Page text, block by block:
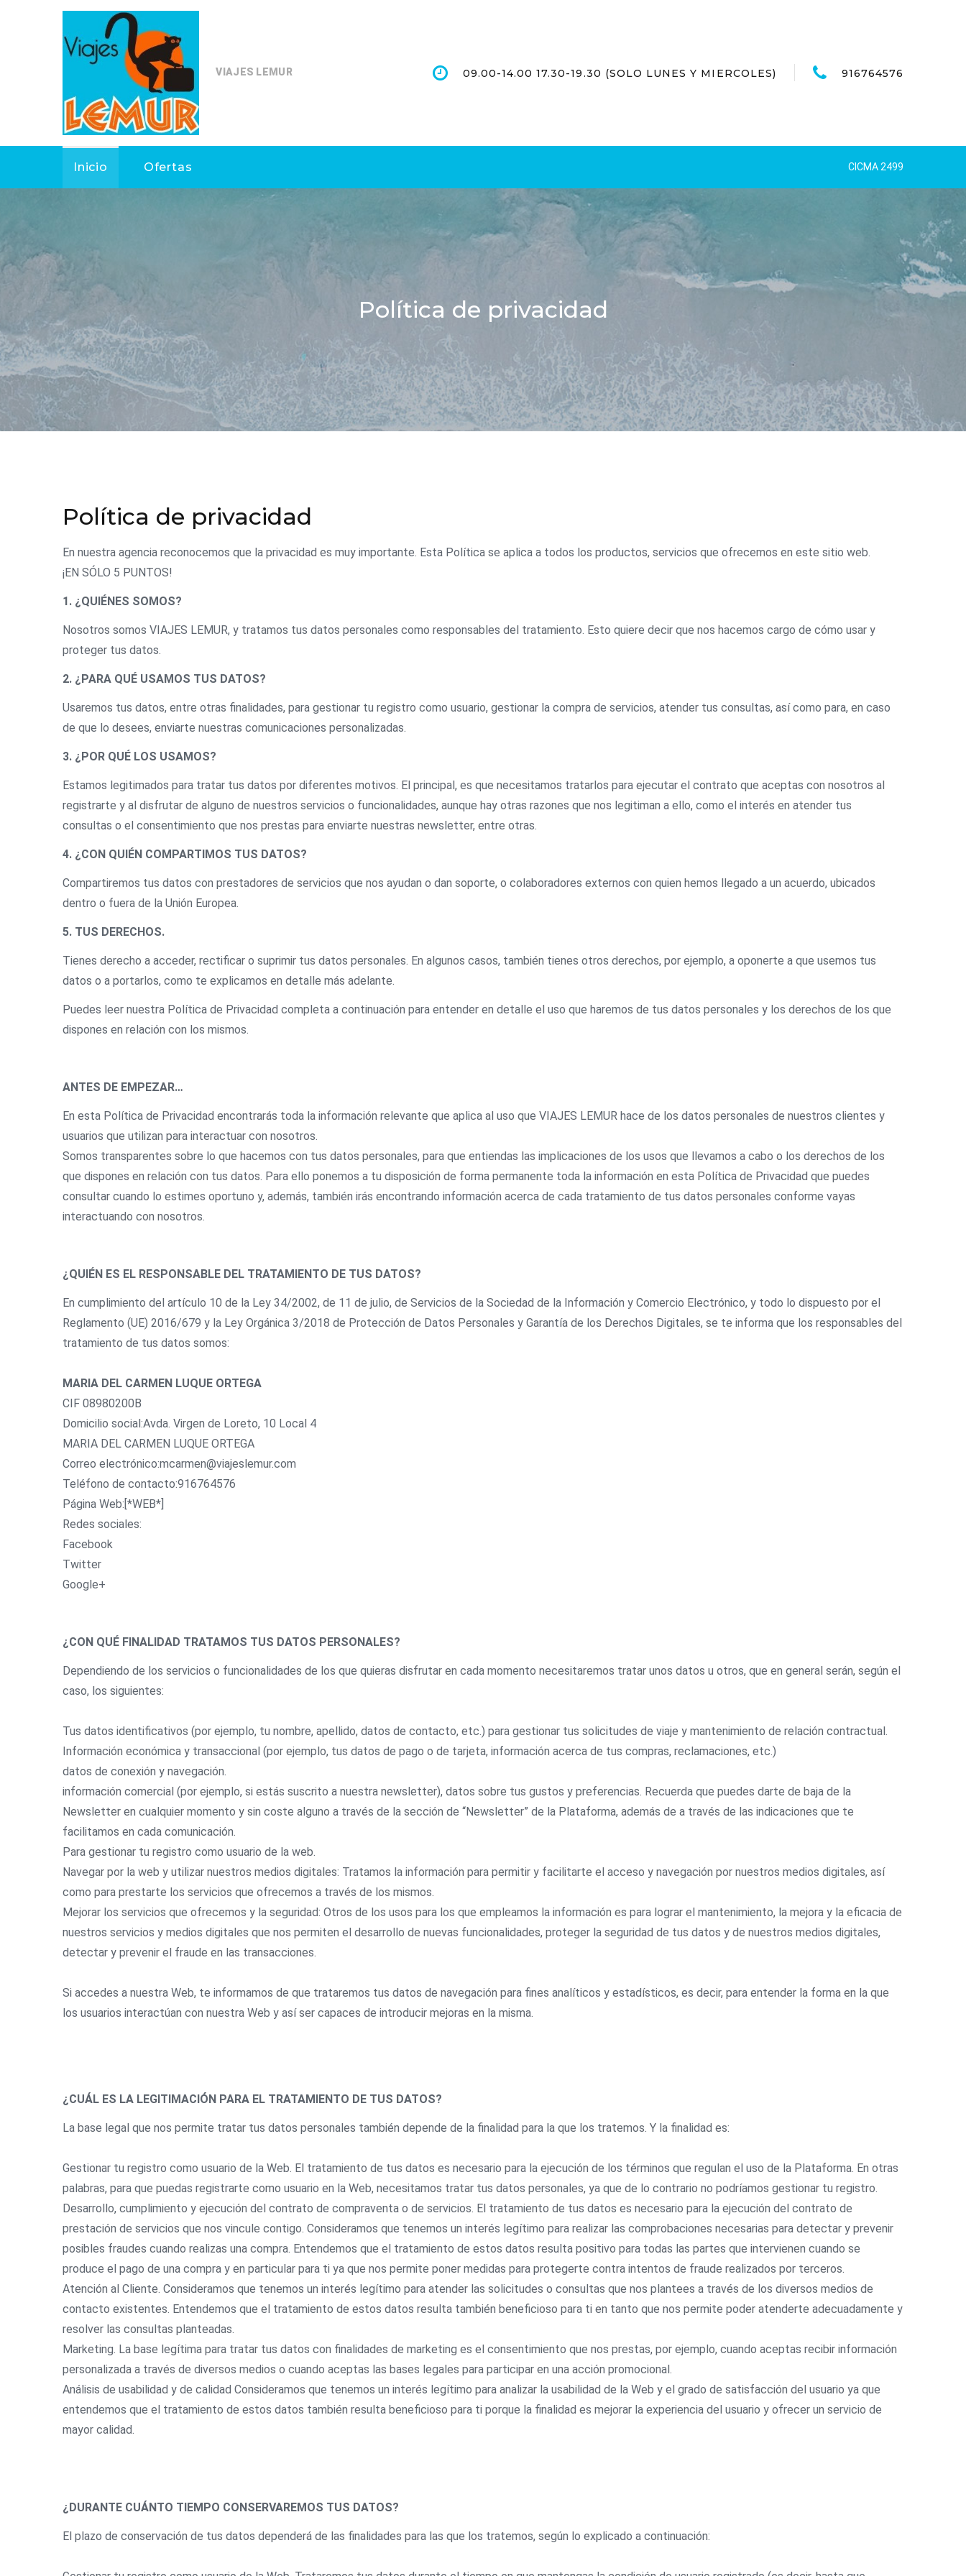
VIAJES LEMUR 09.00-14.00 17.30-19.30 (SOLO LUNES Y MIERCOLES) 916764576
CICMA 2499
Inicio Ofertas
Política de privacidad
Política de privacidad
En nuestra agencia reconocemos que la privacidad es muy importante. Esta Política se aplica a todos los productos, servicios que ofrecemos en este sitio web.
¡EN SÓLO 5 PUNTOS!
1. ¿QUIÉNES SOMOS?
Nosotros somos VIAJES LEMUR, y tratamos tus datos personales como responsables del tratamiento. Esto quiere decir que nos hacemos cargo de cómo usar y
proteger tus datos.
2. ¿PARA QUÉ USAMOS TUS DATOS?
Usaremos tus datos, entre otras finalidades, para gestionar tu registro como usuario, gestionar la compra de servicios, atender tus consultas, así como para, en caso
de que lo desees, enviarte nuestras comunicaciones personalizadas.
3. ¿POR QUÉ LOS USAMOS?
Estamos legitimados para tratar tus datos por diferentes motivos. El principal, es que necesitamos tratarlos para ejecutar el contrato que aceptas con nosotros al
registrarte y al disfrutar de alguno de nuestros servicios o funcionalidades, aunque hay otras razones que nos legitiman a ello, como el interés en atender tus
consultas o el consentimiento que nos prestas para enviarte nuestras newsletter, entre otras.
4. ¿CON QUIÉN COMPARTIMOS TUS DATOS?
Compartiremos tus datos con prestadores de servicios que nos ayudan o dan soporte, o colaboradores externos con quien hemos llegado a un acuerdo, ubicados
dentro o fuera de la Unión Europea.
5. TUS DERECHOS.
Tienes derecho a acceder, rectificar o suprimir tus datos personales. En algunos casos, también tienes otros derechos, por ejemplo, a oponerte a que usemos tus
datos o a portarlos, como te explicamos en detalle más adelante.
Puedes leer nuestra Política de Privacidad completa a continuación para entender en detalle el uso que haremos de tus datos personales y los derechos de los que
dispones en relación con los mismos.
ANTES DE EMPEZAR…
En esta Política de Privacidad encontrarás toda la información relevante que aplica al uso que VIAJES LEMUR hace de los datos personales de nuestros clientes y
usuarios que utilizan para interactuar con nosotros.
Somos transparentes sobre lo que hacemos con tus datos personales, para que entiendas las implicaciones de los usos que llevamos a cabo o los derechos de los
que dispones en relación con tus datos. Para ello ponemos a tu disposición de forma permanente toda la información en esta Política de Privacidad que puedes
consultar cuando lo estimes oportuno y, además, también irás encontrando información acerca de cada tratamiento de tus datos personales conforme vayas
interactuando con nosotros.
¿QUIÉN ES EL RESPONSABLE DEL TRATAMIENTO DE TUS DATOS?
En cumplimiento del artículo 10 de la Ley 34/2002, de 11 de julio, de Servicios de la Sociedad de la Información y Comercio Electrónico, y todo lo dispuesto por el
Reglamento (UE) 2016/679 y la Ley Orgánica 3/2018 de Protección de Datos Personales y Garantía de los Derechos Digitales, se te informa que los responsables del
tratamiento de tus datos somos:
MARIA DEL CARMEN LUQUE ORTEGA
CIF 08980200B
Domicilio social:Avda. Virgen de Loreto, 10 Local 4
MARIA DEL CARMEN LUQUE ORTEGA
Correo electrónico:mcarmen@viajeslemur.com
Teléfono de contacto:916764576
Página Web:[*WEB*]
Redes sociales:
Facebook
Twitter
Google+
¿CON QUÉ FINALIDAD TRATAMOS TUS DATOS PERSONALES?
Dependiendo de los servicios o funcionalidades de los que quieras disfrutar en cada momento necesitaremos tratar unos datos u otros, que en general serán, según el
caso, los siguientes:
Tus datos identificativos (por ejemplo, tu nombre, apellido, datos de contacto, etc.) para gestionar tus solicitudes de viaje y mantenimiento de relación contractual.
Información económica y transaccional (por ejemplo, tus datos de pago o de tarjeta, información acerca de tus compras, reclamaciones, etc.)
datos de conexión y navegación.
información comercial (por ejemplo, si estás suscrito a nuestra newsletter), datos sobre tus gustos y preferencias. Recuerda que puedes darte de baja de la
Newsletter en cualquier momento y sin coste alguno a través de la sección de “Newsletter” de la Plataforma, además de a través de las indicaciones que te
facilitamos en cada comunicación.
Para gestionar tu registro como usuario de la web.
Navegar por la web y utilizar nuestros medios digitales: Tratamos la información para permitir y facilitarte el acceso y navegación por nuestros medios digitales, así
como para prestarte los servicios que ofrecemos a través de los mismos.
Mejorar los servicios que ofrecemos y la seguridad: Otros de los usos para los que empleamos la información es para lograr el mantenimiento, la mejora y la eficacia de
nuestros servicios y medios digitales que nos permiten el desarrollo de nuevas funcionalidades, proteger la seguridad de tus datos y de nuestros medios digitales,
detectar y prevenir el fraude en las transacciones.
Si accedes a nuestra Web, te informamos de que trataremos tus datos de navegación para fines analíticos y estadísticos, es decir, para entender la forma en la que
los usuarios interactúan con nuestra Web y así ser capaces de introducir mejoras en la misma.
¿CUÁL ES LA LEGITIMACIÓN PARA EL TRATAMIENTO DE TUS DATOS?
La base legal que nos permite tratar tus datos personales también depende de la finalidad para la que los tratemos. Y la finalidad es:
Gestionar tu registro como usuario de la Web. El tratamiento de tus datos es necesario para la ejecución de los términos que regulan el uso de la Plataforma. En otras
palabras, para que puedas registrarte como usuario en la Web, necesitamos tratar tus datos personales, ya que de lo contrario no podríamos gestionar tu registro.
Desarrollo, cumplimiento y ejecución del contrato de compraventa o de servicios. El tratamiento de tus datos es necesario para la ejecución del contrato de
prestación de servicios que nos vincule contigo. Consideramos que tenemos un interés legítimo para realizar las comprobaciones necesarias para detectar y prevenir
posibles fraudes cuando realizas una compra. Entendemos que el tratamiento de estos datos resulta positivo para todas las partes que intervienen cuando se
produce el pago de una compra y en particular para ti ya que nos permite poner medidas para protegerte contra intentos de fraude realizados por terceros.
Atención al Cliente. Consideramos que tenemos un interés legítimo para atender las solicitudes o consultas que nos plantees a través de los diversos medios de
contacto existentes. Entendemos que el tratamiento de estos datos resulta también beneficioso para ti en tanto que nos permite poder atenderte adecuadamente y
resolver las consultas planteadas.
Marketing. La base legítima para tratar tus datos con finalidades de marketing es el consentimiento que nos prestas, por ejemplo, cuando aceptas recibir información
personalizada a través de diversos medios o cuando aceptas las bases legales para participar en una acción promocional.
Análisis de usabilidad y de calidad Consideramos que tenemos un interés legítimo para analizar la usabilidad de la Web y el grado de satisfacción del usuario ya que
entendemos que el tratamiento de estos datos también resulta beneficioso para ti porque la finalidad es mejorar la experiencia del usuario y ofrecer un servicio de
mayor calidad.
¿DURANTE CUÁNTO TIEMPO CONSERVAREMOS TUS DATOS?
El plazo de conservación de tus datos dependerá de las finalidades para las que los tratemos, según lo explicado a continuación: